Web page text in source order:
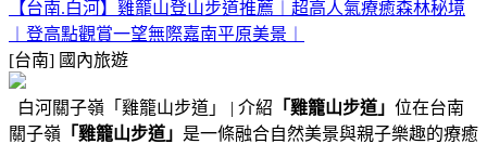
【台南.白河】雞籠山登山步道推薦︱超高人氣療癒森林秘境
︱登高點觀賞一望無際嘉南平原美景︱
[台南] 國內旅遊
白河關子嶺「雞籠山步道」 | 介紹 「雞籠山步道」 位在台南
關子嶺 「雞籠山步道」 是一條融合自然美景與親子樂趣的療癒